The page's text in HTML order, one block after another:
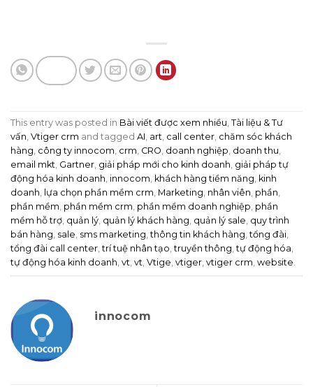
This entry was posted in Bài viết được xem nhiều, Tài liệu & Tư
vấn, Vtiger crm and tagged AI, art, call center, chăm sóc khách
hàng, công ty innocom, crm, CRO, doanh nghiệp, doanh thu,
email mkt, Gartner, giải pháp mới cho kinh doanh, giải pháp tự
động hóa kinh doanh, innocom, khách hàng tiềm năng, kinh
doanh, lựa chọn phần mềm crm, Marketing, nhân viên, phần,
phần mềm, phần mềm crm, phần mềm doanh nghiệp, phần
mềm hỗ trợ, quản lý, quản lý khách hàng, quản lý sale, quy trình
bán hàng, sale, sms marketing,thông tin khách hàng,tổng đài,
tổng đài call center,trí tuệ nhân tạo,truyền thông,tự động hóa,
tự động hóa kinh doanh, vt, vt, Vtige, vtiger, vtiger crm, website.
innocom